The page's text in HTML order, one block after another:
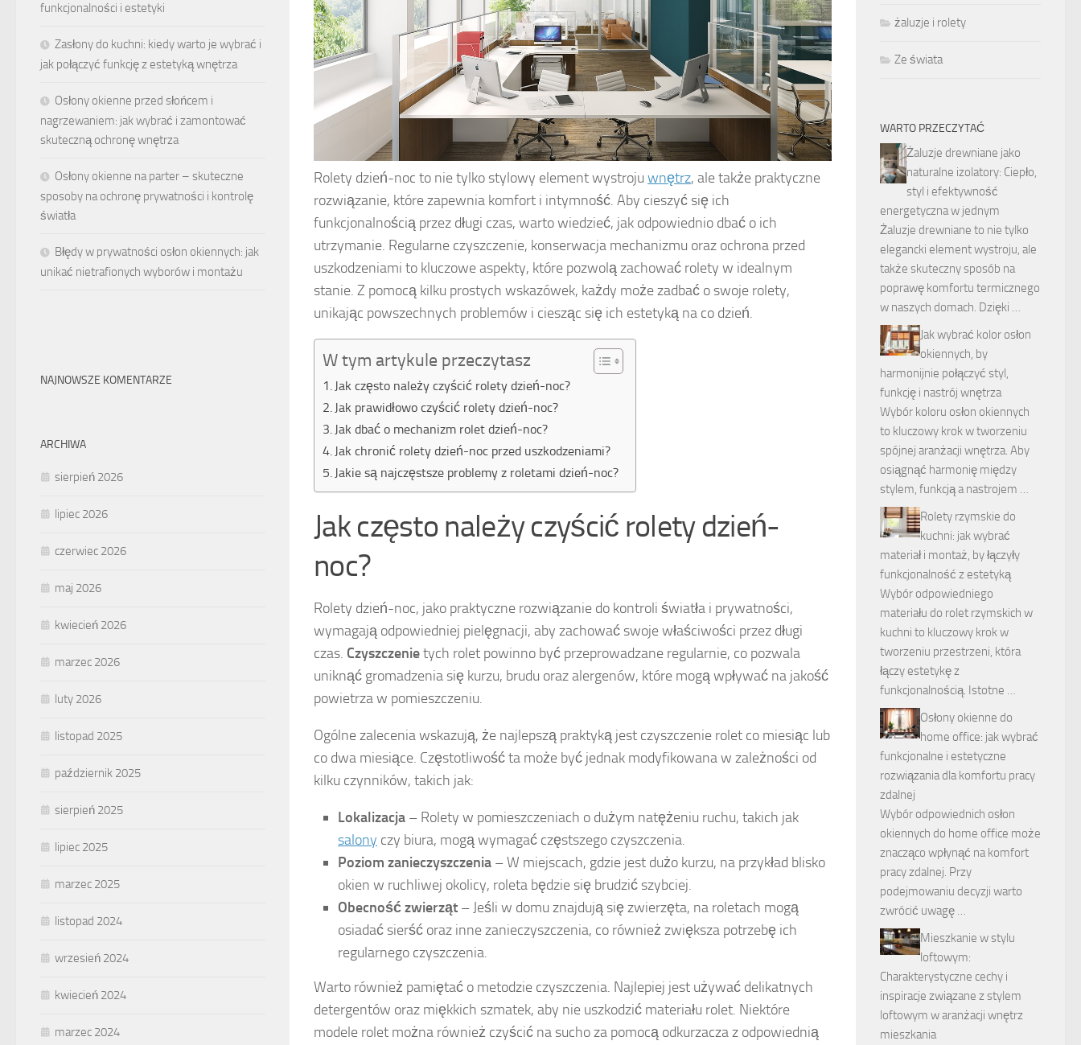
Rolety dzień-noc to nie tylko stylowy element wystroju wnętrz, ale także praktyczne
rozwiązanie, które zapewnia komfort i intymność. Aby cieszyć się ich
funkcjonalnością przez długi czas, warto wiedzieć, jak odpowiednio dbać o ich
utrzymanie. Regularne czyszczenie, konserwacja mechanizmu oraz ochrona przed
uszkodzeniami to kluczowe aspekty, które pozwolą zachować rolety w idealnym
stanie. Z pomocą kilku prostych wskazówek, każdy może zadbać o swoje rolety,
unikając powszechnych problemów i ciesząc się ich estetyką na co dzień.
W tym artykule przeczytasz
Jak często należy czyścić rolety dzień-noc?
Jak prawidłowo czyścić rolety dzień-noc?
Jak dbać o mechanizm rolet dzień-noc?
Jak chronić rolety dzień-noc przed uszkodzeniami?
Jakie są najczęstsze problemy z roletami dzień-noc?
Jak często należy czyścić rolety dzień-
noc?
Rolety dzień-noc, jako praktyczne rozwiązanie do kontroli światła i prywatności,
wymagają odpowiedniej pielęgnacji, aby zachować swoje właściwości przez długi
czas. Czyszczenietych rolet powinno być przeprowadzane regularnie, co pozwala
uniknąć gromadzenia się kurzu, brudu oraz alergenów, które mogą wpływać na jakość
powietrza w pomieszczeniu.
Ogólne zalecenia wskazują, że najlepszą praktyką jest czyszczenie rolet co miesiąc lub
co dwa miesiące. Częstotliwość ta może być jednak modyfikowana w zależności od
kilku czynników, takich jak:
Lokalizacja – Rolety w pomieszczeniach o dużym natężeniu ruchu, takich jak
salony czy biura, mogą wymagać częstszego czyszczenia.
Poziom zanieczyszczenia – W miejscach, gdzie jest dużo kurzu, na przykład blisko
okien w ruchliwej okolicy, roleta będzie się brudzić szybciej.
Obecność zwierząt – Jeśli w domu znajdują się zwierzęta, na roletach mogą
osiadać sierść oraz inne zanieczyszczenia, co również zwiększa potrzebę ich
regularnego czyszczenia.
Warto również pamiętać o metodzie czyszczenia. Najlepiej jest używać delikatnych
detergentów oraz miękkich szmatek, aby nie uszkodzić materiału rolet. Niektóre
modele rolet można również czyścić na sucho za pomocą odkurzacza z odpowiednią
funkcjonalności i estetyki
Zasłony do kuchni: kiedy warto je wybrać i
jak połączyć funkcję z estetyką wnętrza
Osłony okienne przed słońcem i
nagrzewaniem: jak wybrać i zamontować
skuteczną ochronę wnętrza
Osłony okienne na parter – skuteczne
sposoby na ochronę prywatności i kontrolę
światła
Błędy w prywatności osłon okiennych: jak
unikać nietrafionych wyborów i montażu
NAJNOWSZE KOMENTARZE
ARCHIWA
sierpień 2026
lipiec 2026
czerwiec 2026
maj 2026
kwiecień 2026
marzec 2026
luty 2026
listopad 2025
październik 2025
sierpień 2025
lipiec 2025
marzec 2025
listopad 2024
wrzesień 2024
kwiecień 2024
marzec 2024
żaluzje i rolety
Ze świata
WARTO PRZECZYTAĆ
Żaluzje drewniane jako
naturalne izolatory: Ciepło,
styl i efektywność
energetyczna w jednym
Żaluzje drewniane to nie tylko
elegancki element wystroju, ale
także skuteczny sposób na
poprawę komfortu termicznego
w naszych domach. Dzięki …
Jak wybrać kolor osłon
okiennych, by
harmonijnie połączyć styl,
funkcję i nastrój wnętrza
Wybór koloru osłon okiennych
to kluczowy krok w tworzeniu
spójnej aranżacji wnętrza. Aby
osiągnąć harmonię między
stylem, funkcją a nastrojem …
Rolety rzymskie do
kuchni: jak wybrać
materiał i montaż, by łączyły
funkcjonalność z estetyką
Wybór odpowiedniego
materiału do rolet rzymskich w
kuchni to kluczowy krok w
tworzeniu przestrzeni, która
łączy estetykę z
funkcjonalnością. Istotne …
Osłony okienne do
home office: jak wybrać
funkcjonalne i estetyczne
rozwiązania dla komfortu pracy
zdalnej
Wybór odpowiednich osłon
okiennych do home office może
znacząco wpłynąć na komfort
pracy zdalnej. Przy
podejmowaniu decyzji warto
zwrócić uwagę …
Mieszkanie w stylu
loftowym:
Charakterystyczne cechy i
inspiracje związane z stylem
loftowym w aranżacji wnętrz
mieszkania